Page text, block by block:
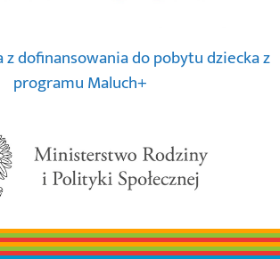
z dofinansowania do pobytu dziecka z
programu Maluch+